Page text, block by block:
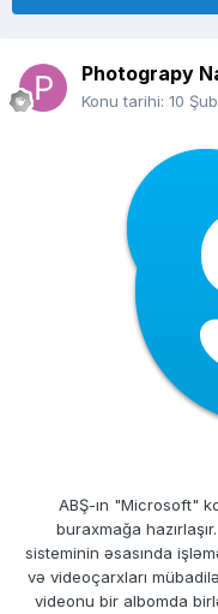
Photograpy
Konu tarihi: 10
ABŞ-ın "Microsoft"
buraxmağa
sisteminin əsasında
və videoçarxları
videonu bir albomda